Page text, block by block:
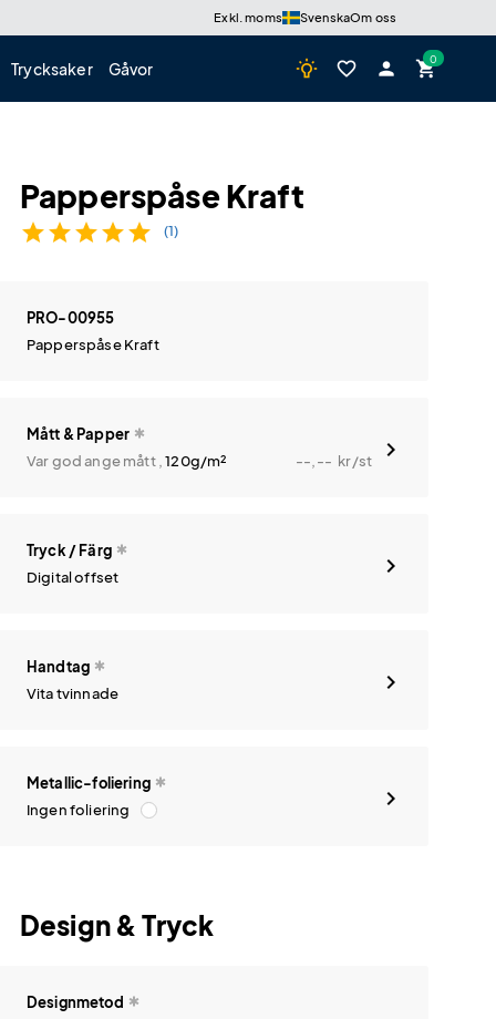
Exkl. moms SvenskaOm oss
Trycksaker Gåvor wb_incandescent favorite_border person shopping_cart
Papperspåse Kraft
starstarstarstarstar (1)
PRO-00955
Papperspåse Kraft
Mått & Papper
Var god ange mått ,120g/m² --,-- kr/st
Tryck / Färg
Digital offset
Handtag
Vita tvinnade
Metallic-foliering
Ingen foliering
Design & Tryck
Designmetod